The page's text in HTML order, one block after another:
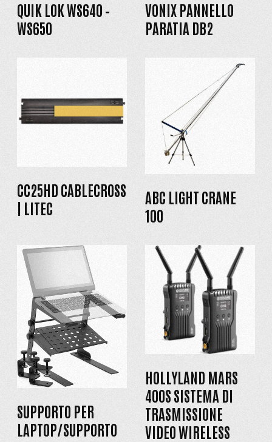
QUIK LOK WS640 –
WS650
VONIX PANNELLO
PARATIA DB2
CC25HD CABLECROSS
| LITEC
ABC LIGHT CRANE
100
SUPPORTO PER
LAPTOP/SUPPORTO
HOLLYLAND MARS
400S SISTEMA DI
TRASMISSIONE
VIDEO WIRELESS